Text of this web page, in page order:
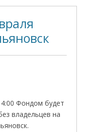
Фондом будет
владельцев на